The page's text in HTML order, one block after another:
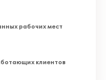
рабочих мест
клиентов